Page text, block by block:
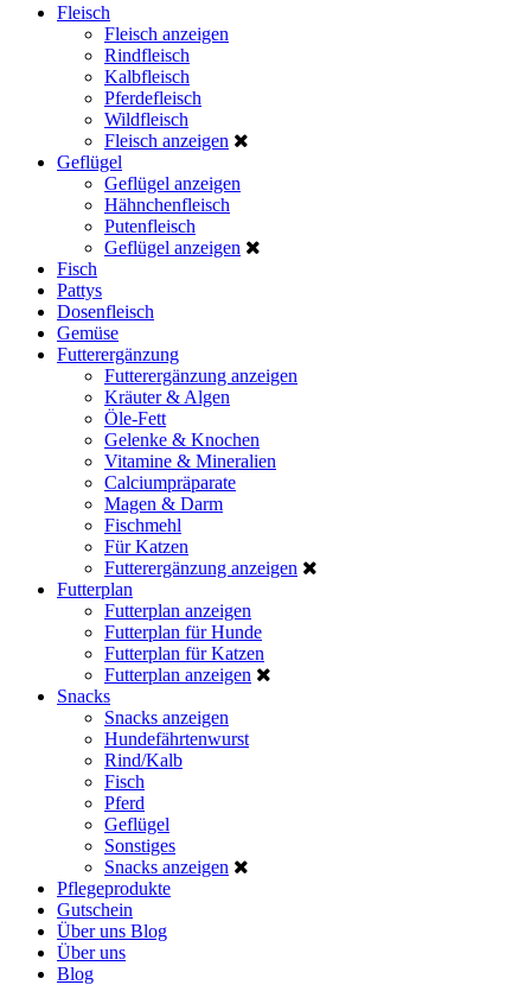
Fleisch
Fleisch anzeigen
Rindfleisch
Kalbfleisch
Pferdefleisch
Wildfleisch
Fleisch anzeigen
Geflügel
Geflügel anzeigen
Hähnchenfleisch
Putenfleisch
Geflügel anzeigen
Fisch
Pattys
Dosenfleisch
Gemüse
Futterergänzung
Futterergänzung anzeigen
Kräuter & Algen
Öle-Fett
Gelenke & Knochen
Vitamine & Mineralien
Calciumpräparate
Magen & Darm
Fischmehl
Für Katzen
Futterergänzung anzeigen
Futterplan
Futterplan anzeigen
Futterplan für Hunde
Futterplan für Katzen
Futterplan anzeigen
Snacks
Snacks anzeigen
Hundefährtenwurst
Rind/Kalb
Fisch
Pferd
Geflügel
Sonstiges
Snacks anzeigen
Pflegeprodukte
Gutschein
Über uns Blog
Über uns
Blog